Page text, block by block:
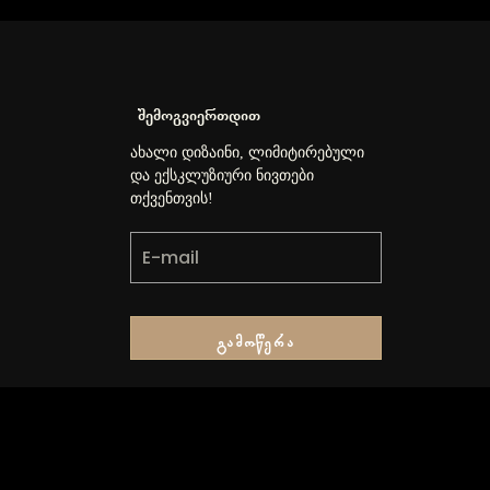
შემოგვიერთდით
ახალი დიზაინი, ლიმიტირებული
და ექსკლუზიური ნივთები
თქვენთვის!
Გამოწერა